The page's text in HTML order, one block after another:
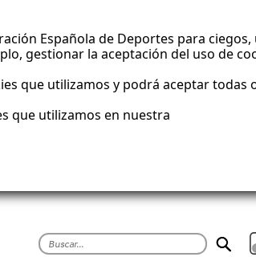
Española de Deportes para
gestionar la aceptación del uso de
que utilizamos y podrá aceptar todas
que utilizamos en nuestra
Buscar